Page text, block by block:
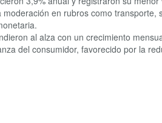
en rubros como
al alza con un crecimiento
del consumidor, favorecido por la